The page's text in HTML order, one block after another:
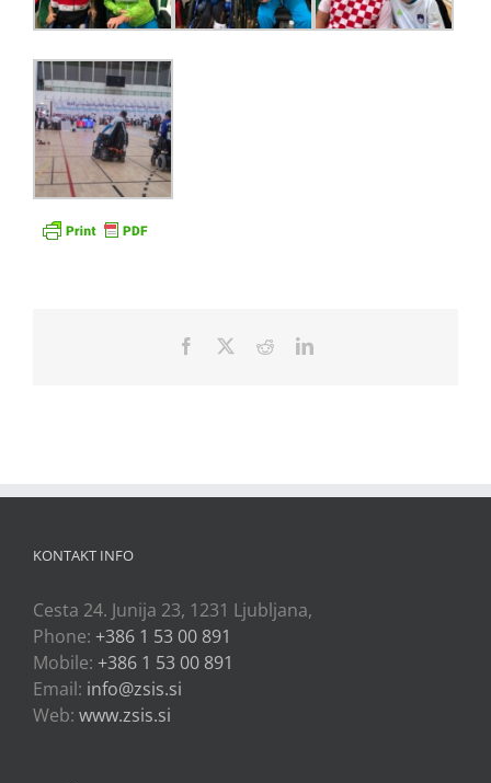
Facebook RedditLinkedIn
KONTAKT INFO
Cesta 24. Junija 23, 1231 Ljubljana,
Phone: +386 1 53 00 891
Mobile: +386 1 53 00 891
Email: info@zsis.si
Web: www.zsis.si